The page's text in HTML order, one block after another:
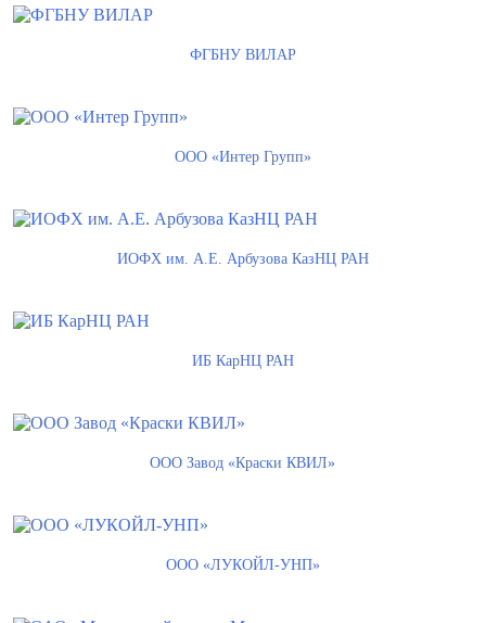
ФГБНУ ВИЛАР
ООО «Интер Групп»
ИОФХ им. А.Е. Арбузова КазНЦ РАН
ИБ КарНЦ РАН
ООО Завод «Краски КВИЛ»
ООО «ЛУКОЙЛ-УНП»